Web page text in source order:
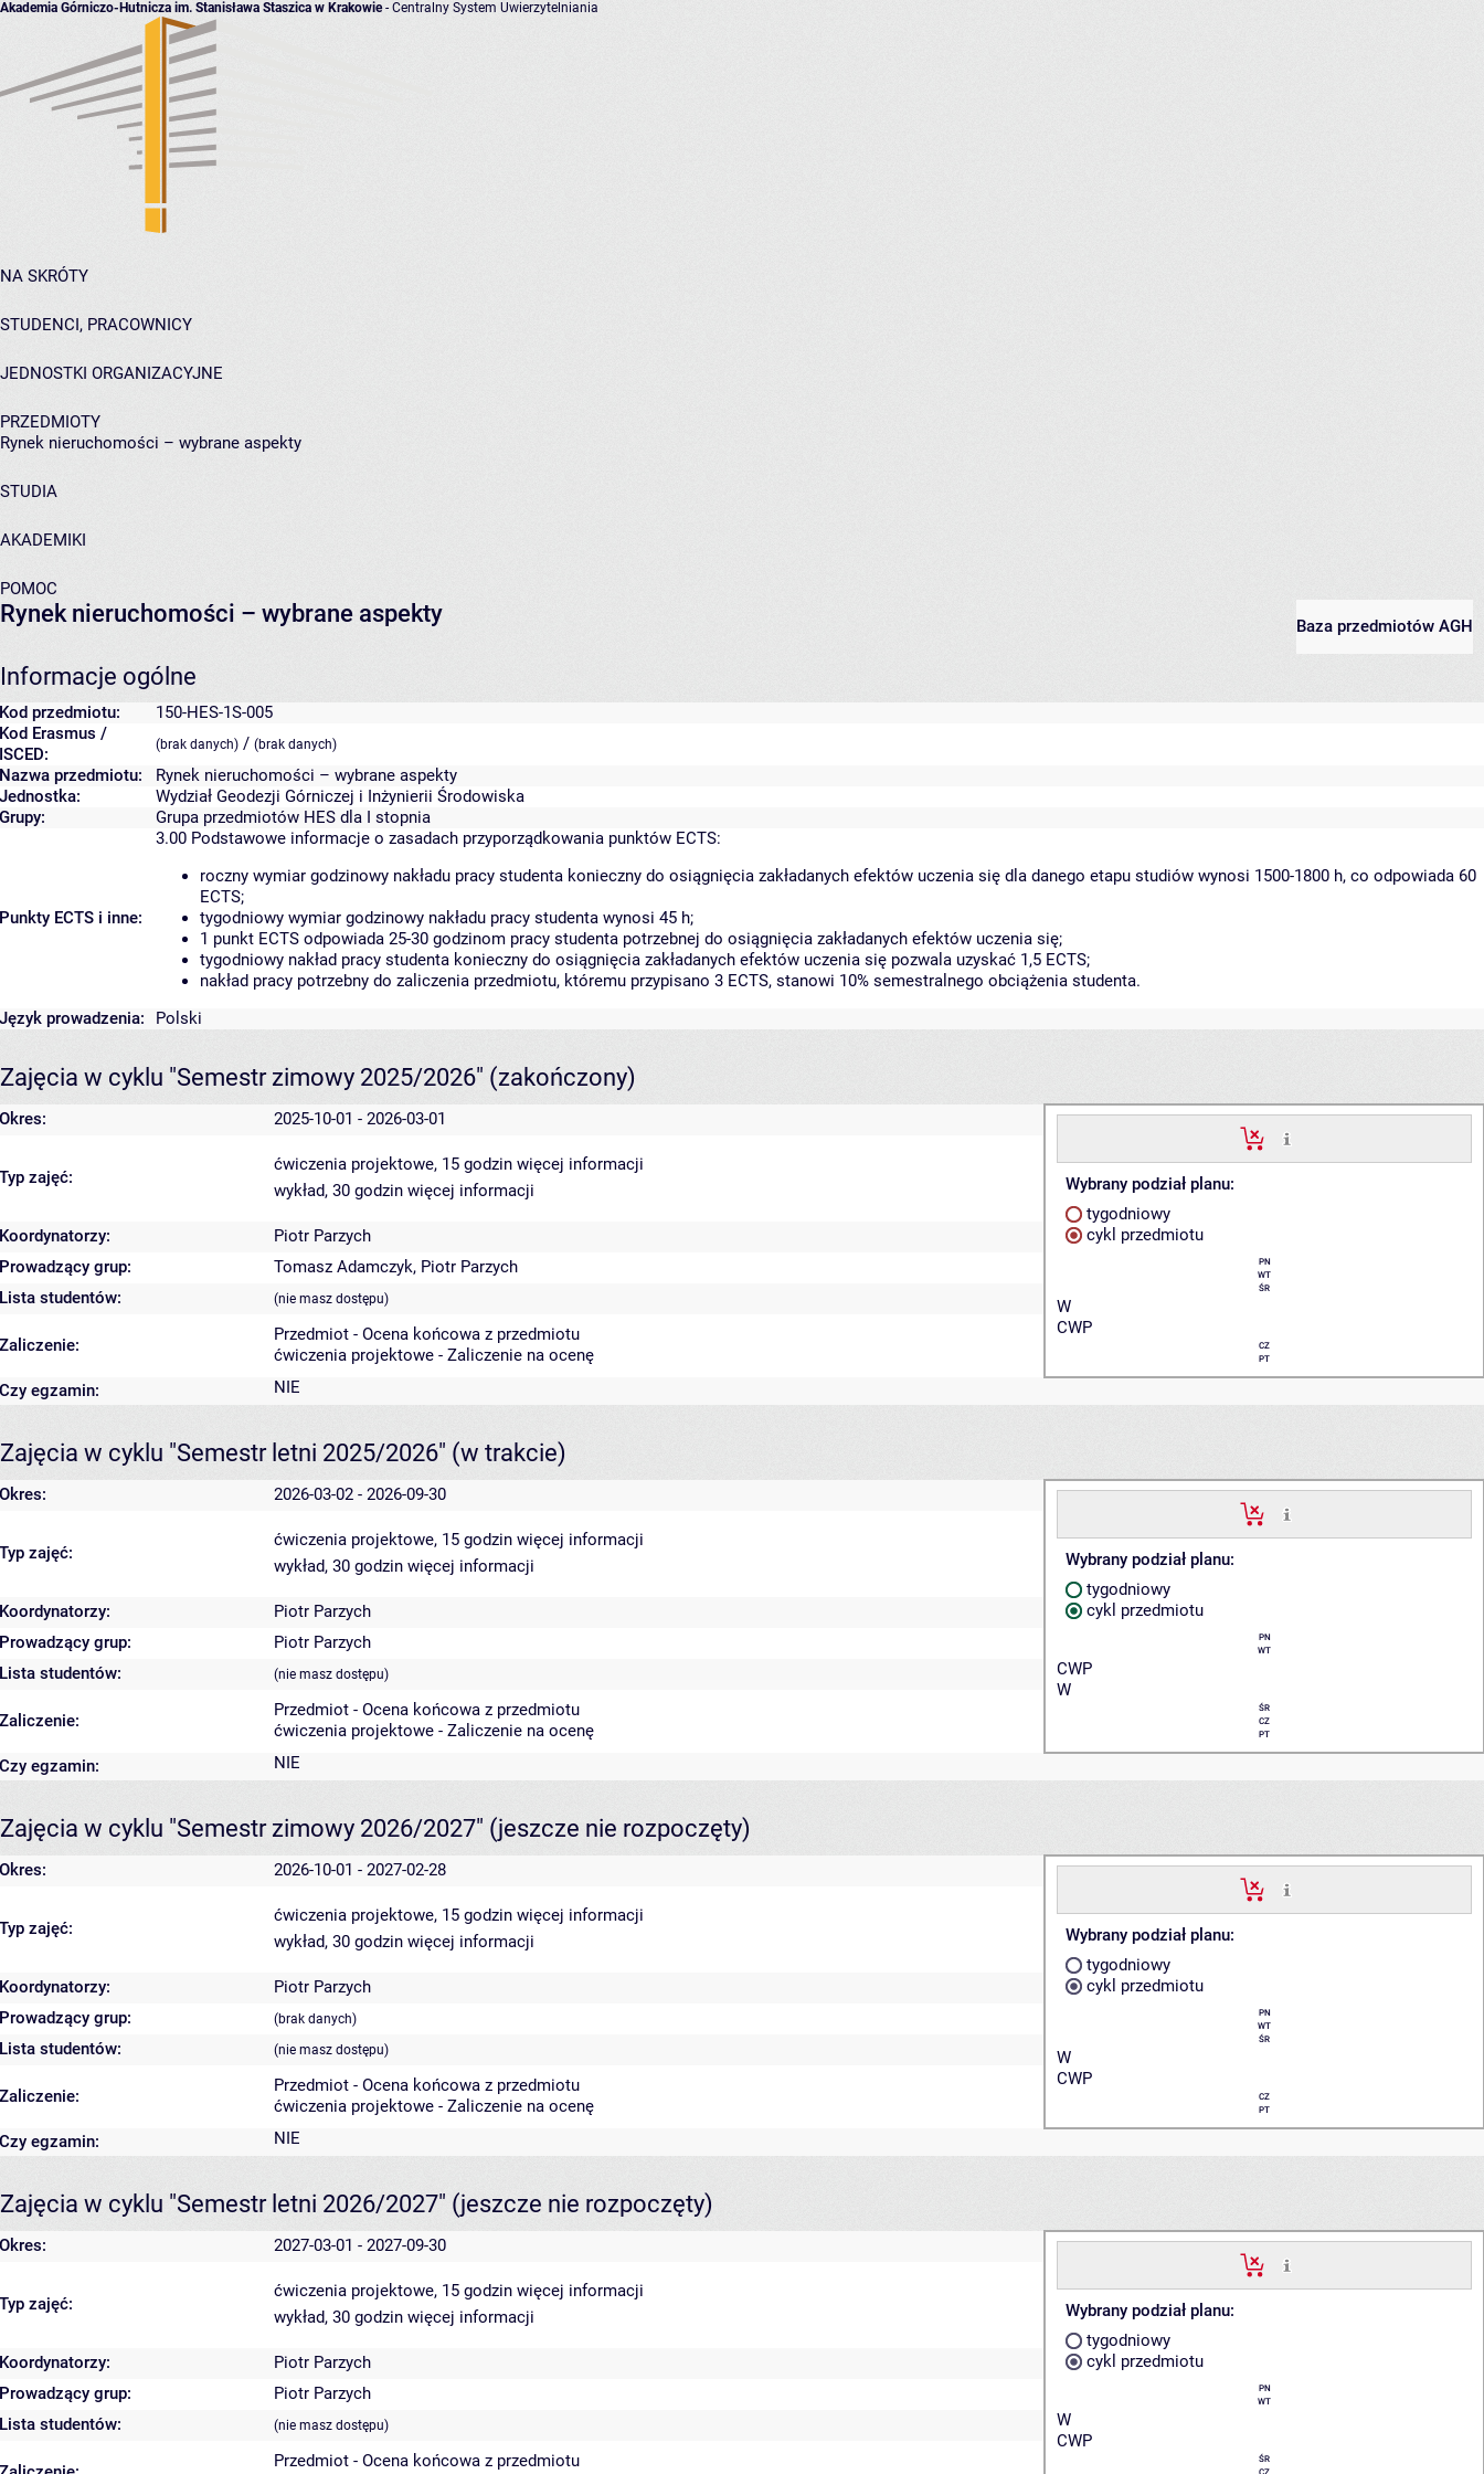
Akademia Górniczo-Hutnicza im. Stanisława Staszica w Krakowie- Centralny System Uwierzytelniania
NA SKRÓTY
STUDENCI, PRACOWNICY
JEDNOSTKI ORGANIZACYJNE
PRZEDMIOTY
Rynek nieruchomości – wybrane aspekty
STUDIA
AKADEMIKI
POMOC
Baza przedmiotów AGH
Rynek nieruchomości – wybrane aspekty
Informacje ogólne
Kod przedmiotu:
150-HES-1S-005
Kod Erasmus /
ISCED:
(brak danych) / (brak danych)
Nazwa przedmiotu:
Rynek nieruchomości – wybrane aspekty
Jednostka:
Wydział Geodezji Górniczej i Inżynierii Środowiska
Grupy:
Grupa przedmiotów HES dla I stopnia
Punkty ECTS i inne:
3.00 Podstawowe informacje o zasadach przyporządkowania punktów ECTS:
roczny wymiar godzinowy nakładu pracy studenta konieczny do osiągnięcia zakładanych efektów uczenia się dla danego etapu studiów wynosi 1500-1800 h, co odpowiada 60
ECTS;
tygodniowy wymiar godzinowy nakładu pracy studenta wynosi 45 h;
1 punkt ECTS odpowiada 25-30 godzinom pracy studenta potrzebnej do osiągnięcia zakładanych efektów uczenia się;
tygodniowy nakład pracy studenta konieczny do osiągnięcia zakładanych efektów uczenia się pozwala uzyskać 1,5 ECTS;
nakład pracy potrzebny do zaliczenia przedmiotu, któremu przypisano 3 ECTS, stanowi 10% semestralnego obciążenia studenta.
Język prowadzenia:
Polski
Zajęcia w cyklu "Semestr zimowy 2025/2026" (zakończony)
Okres: 2025-10-01 - 2026-03-01
Wybrany podział planu:
tygodniowy
cykl przedmiotu
PN
WT
ŚR
W
CWP
CZ
PT
Typ zajęć:
ćwiczenia projektowe, 15 godzin więcej informacji
wykład, 30 godzin więcej informacji
Koordynatorzy:
Piotr Parzych
Prowadzący grup:
Tomasz Adamczyk, Piotr Parzych
Lista studentów:
(nie masz dostępu)
Zaliczenie:
Przedmiot - Ocena końcowa z przedmiotu
ćwiczenia projektowe - Zaliczenie na ocenę
Czy egzamin:
NIE
Zajęcia w cyklu "Semestr letni 2025/2026" (w trakcie)
Okres: 2026-03-02 - 2026-09-30
Wybrany podział planu:
tygodniowy
cykl przedmiotu
PN
WT
CWP
W
ŚR
CZ
PT
Typ zajęć:
ćwiczenia projektowe, 15 godzin więcej informacji
wykład, 30 godzin więcej informacji
Koordynatorzy:
Piotr Parzych
Prowadzący grup:
Piotr Parzych
Lista studentów:
(nie masz dostępu)
Zaliczenie:
Przedmiot - Ocena końcowa z przedmiotu
ćwiczenia projektowe - Zaliczenie na ocenę
Czy egzamin:
NIE
Zajęcia w cyklu "Semestr zimowy 2026/2027" (jeszcze nie rozpoczęty)
Okres: 2026-10-01 - 2027-02-28
Wybrany podział planu:
tygodniowy
cykl przedmiotu
PN
WT
ŚR
W
CWP
CZ
PT
Typ zajęć:
ćwiczenia projektowe, 15 godzin więcej informacji
wykład, 30 godzin więcej informacji
Koordynatorzy:
Piotr Parzych
Prowadzący grup:
(brak danych)
Lista studentów: (nie masz dostępu)
Zaliczenie:
Przedmiot - Ocena końcowa z przedmiotu
ćwiczenia projektowe - Zaliczenie na ocenę
Czy egzamin:
NIE
Zajęcia w cyklu "Semestr letni 2026/2027" (jeszcze nie rozpoczęty)
Okres: 2027-03-01 - 2027-09-30
Wybrany podział planu:
tygodniowy
cykl przedmiotu
PN
WT
W
CWP
ŚR
Typ zajęć:
ćwiczenia projektowe, 15 godzin więcej informacji
wykład, 30 godzin więcej informacji
Koordynatorzy:
Piotr Parzych
Prowadzący grup:
Piotr Parzych
Lista studentów:
(nie masz dostępu)
Przedmiot - Ocena końcowa z przedmiotu